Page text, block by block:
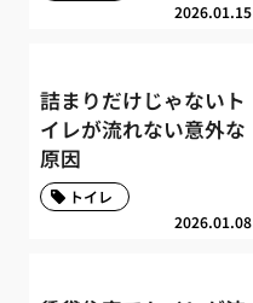
2026.01.15
詰まりだけじゃないト
イレが流れない意外な
原因
2026.01.08
トイレ